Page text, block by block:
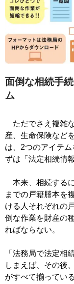
面倒な相続手
ム
ただでさえ複雑
産、生命保険など
は、2つのアイテ
ずは「法定相続情
本来、相続する
までの戸籍謄本を
ける人それぞれの
倒な作業を財産の
ればならない。
「法務局で法定相
しまえば、その後
がすべて揃ってい